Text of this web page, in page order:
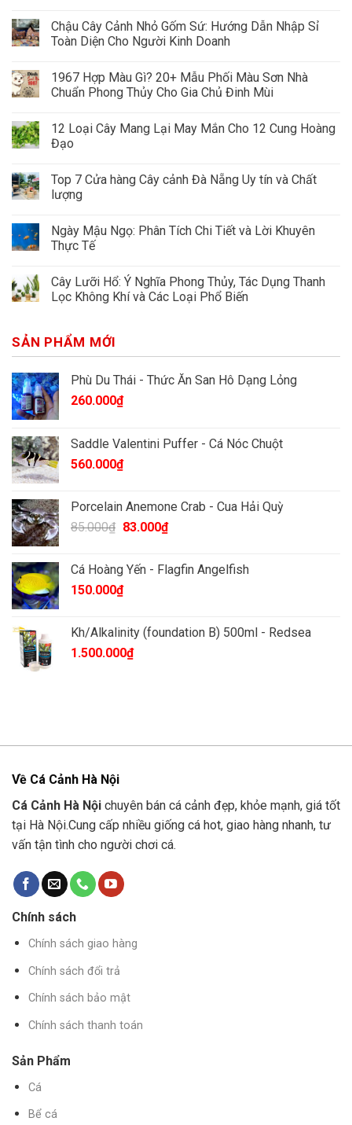
Chậu Cây Cảnh Nhỏ Gốm Sứ: Hướng Dẫn Nhập Sỉ
Toàn Diện Cho Người Kinh Doanh
1967 Hợp Màu Gì? 20+ Mẫu Phối Màu Sơn Nhà
Chuẩn Phong Thủy Cho Gia Chủ Đinh Mùi
12 Loại Cây Mang Lại May Mắn Cho 12 Cung Hoàng
Đạo
Top 7 Cửa hàng Cây cảnh Đà Nẵng Uy tín và Chất
lượng
Ngày Mậu Ngọ: Phân Tích Chi Tiết và Lời Khuyên
Thực Tế
Cây Lưỡi Hổ: Ý Nghĩa Phong Thủy, Tác Dụng Thanh
Lọc Không Khí và Các Loại Phổ Biến
SẢN PHẨM MỚI
Phù Du Thái - Thức Ăn San Hô Dạng Lỏng
260.000₫
Saddle Valentini Puffer - Cá Nóc Chuột
560.000₫
Porcelain Anemone Crab - Cua Hải Quỳ
85.000₫ Giá
85.000₫.
83.000₫Giá
là:
Cá Hoàng Yến - Flagfin Angelfish
150.000₫
Kh/Alkalinity (foundation B) 500ml - Redsea
1.500.000₫
Về Cá Cảnh Hà Nội
Cá Cảnh Hà Nội chuyên bán cá cảnh đẹp, khỏe mạnh, giá tốt
tại Hà Nội.Cung cấp nhiều giống cá hot, giao hàng nhanh, tư
vấn tận tình cho người chơi cá.
Chính sách
Chính sách giao hàng
Chính sách đổi trả
Chính sách bảo mật
Chính sách thanh toán
Sản Phẩm
Cá
Bể cá